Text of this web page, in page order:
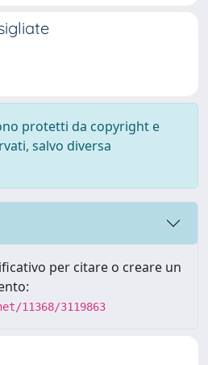
protetti da copyright e
salvo diversa
per citare o creare un
11368/3119863